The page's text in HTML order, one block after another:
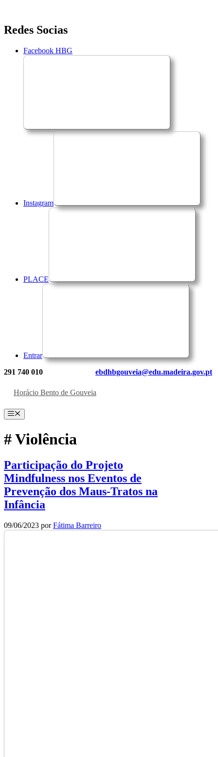
Saltar
para
conteúdo
Redes Socias
Facebook HBG
Instagram
PLACE
Entrar
291 740 010 ebdhbgouveia@edu.madeira.gov.pt
Horácio Bento de Gouveia
Menu
# Violência
Participação do Projeto
Mindfulness nos Eventos de
Prevenção dos Maus-Tratos na
Infância
09/06/2023 porFátima Barreiro